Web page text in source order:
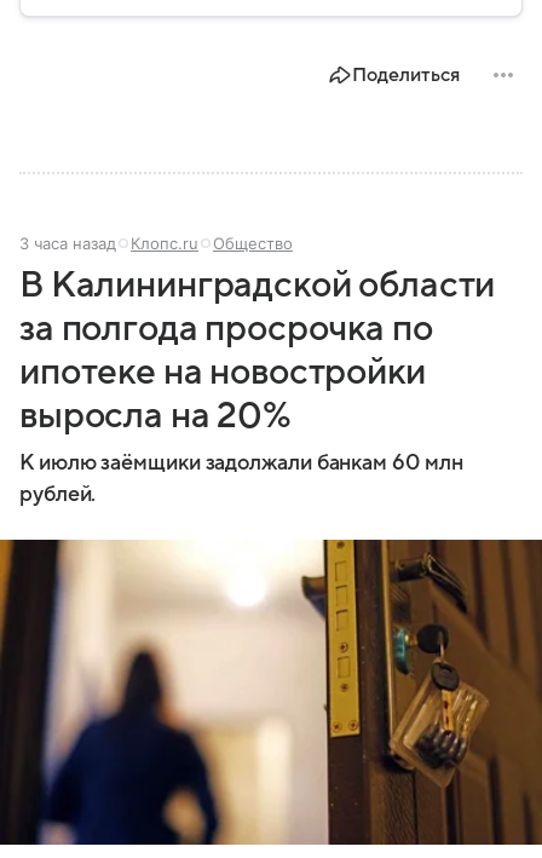
Поделиться
3 часа назад Клопс.ru Общество
В Калининградской области
за полгода просрочка по
ипотеке на новостройки
выросла на 20%
К июлю заёмщики задолжали банкам 60 млн
рублей.